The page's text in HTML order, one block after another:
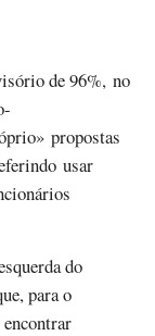
de 96%, no
propostas
usar
do
para o